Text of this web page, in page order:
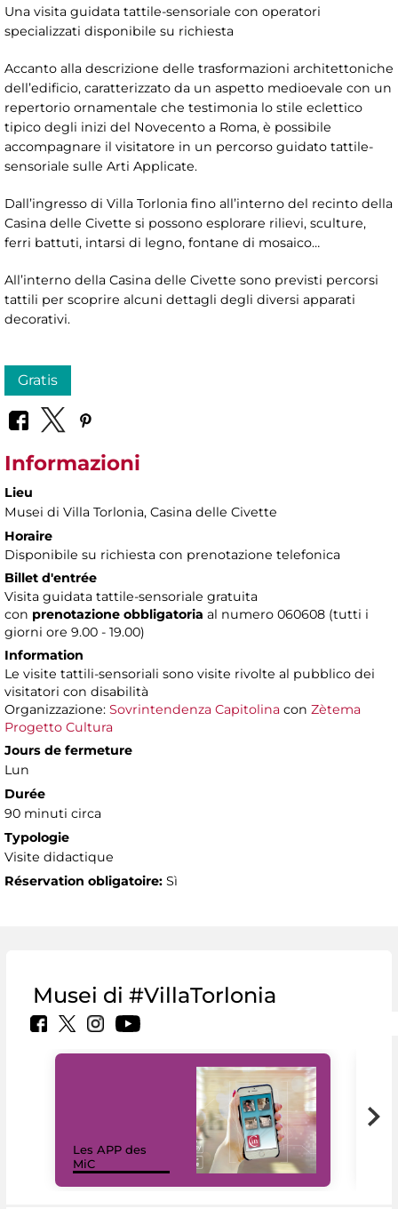
Una visita guidata tattile-sensoriale con operatori
specializzati disponibile su richiesta
Accanto alla descrizione delle trasformazioni architettoniche
dell’edificio, caratterizzato da un aspetto medioevale con un
repertorio ornamentale che testimonia lo stile eclettico
tipico degli inizi del Novecento a Roma, è possibile
accompagnare il visitatore in un percorso guidato tattile-
sensoriale sulle Arti Applicate.
Dall’ingresso di Villa Torlonia fino all’interno del recinto della
Casina delle Civette si possono esplorare rilievi, sculture,
ferri battuti, intarsi di legno, fontane di mosaico…
All’interno della Casina delle Civette sono previsti percorsi
tattili per scoprire alcuni dettagli degli diversi apparati
decorativi.
Gratis
Informazioni
Lieu
Musei di Villa Torlonia, Casina delle Civette
Horaire
Disponibile su richiesta con prenotazione telefonica
Billet d'entrée
Visita guidata tattile-sensoriale gratuita
con prenotazione obbligatoria al numero 060608 (tutti i
giorni ore 9.00 - 19.00)
Information
Le visite tattili-sensoriali sono visite rivolte al pubblico dei
visitatori con disabilità
Organizzazione: Sovrintendenza Capitolina con Zètema
Progetto Cultura
Jours de fermeture
Lun
Durée
90 minuti circa
Typologie
Visite didactique
Réservation obligatoire: Sì
Musei di #VillaTorlonia
Les APP des
MiC